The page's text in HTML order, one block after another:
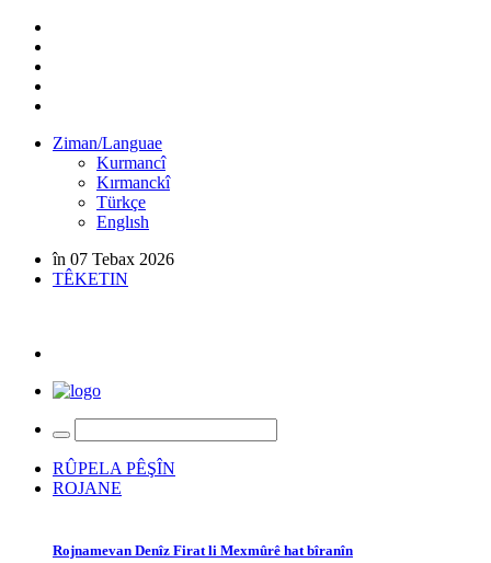
Ziman/Languae
Kurmancî
Kırmanckî
Türkçe
Englısh
în 07 Tebax 2026
TÊKETIN
RÛPELA PÊŞÎN
ROJANE
Rojnamevan Denîz Firat li Mexmûrê hat bîranîn